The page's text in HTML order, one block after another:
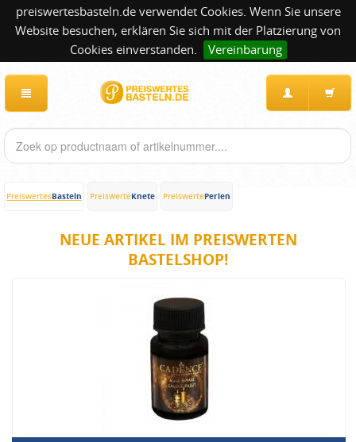
preiswertesbasteln.de verwendet Cookies. Wenn Sie unsere
Website besuchen, erklären Sie sich mit der Platzierung von
Cookies einverstanden.
Vereinbarung
PreiswertesBasteln PreiswerteKnete PreiswertePerlen
NEUE ARTIKEL IM PREISWERTEN
BASTELSHOP!